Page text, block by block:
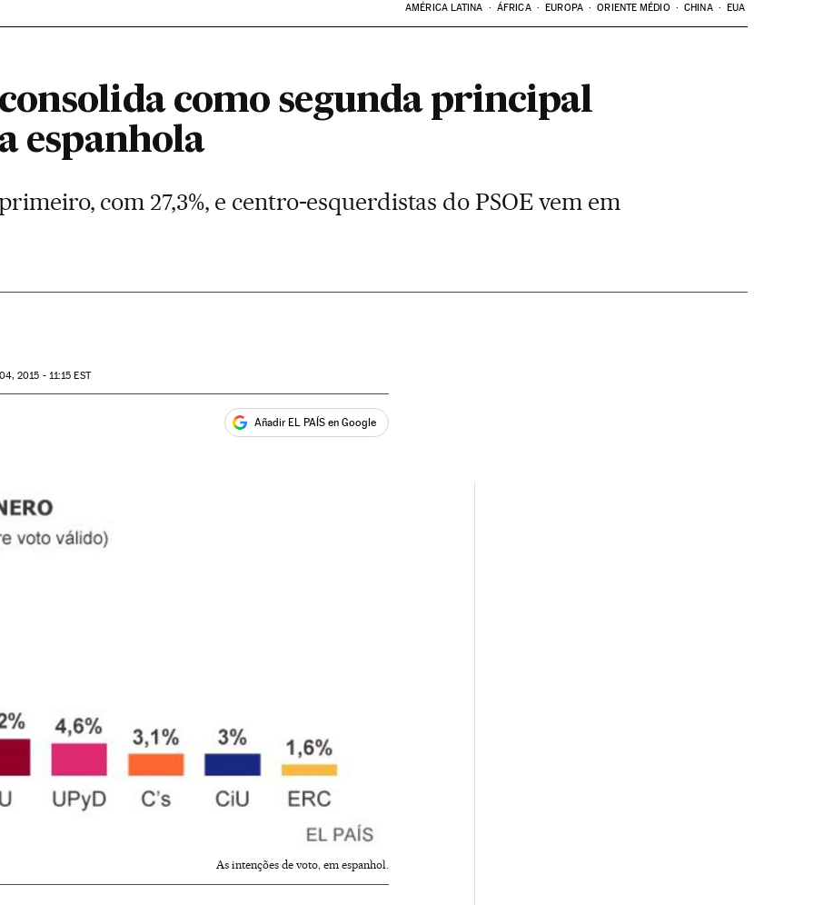
AMÉRICA LATINA ÁFRICA EUROPA ORIENTE MÉDIO CHINA EUA
consolida como segunda principal
espanhola
com 27,3%, e centro-esquerdistas do PSOE vem em
2015 - 11:15 EST
Añadir EL PAÍS en Google
As intenções de voto, em espanhol.